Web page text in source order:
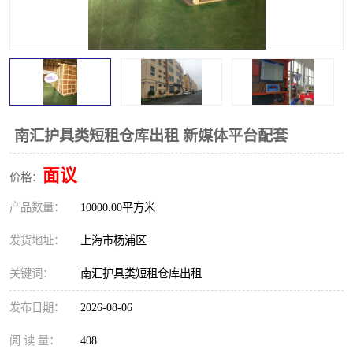
南汇护具类短租仓库出租 新媒体平台配套
价格： 面议
产品数量： 10000.00平方米
发货地址： 上海市杨浦区
关键词： 南汇护具类短租仓库出租
发布日期： 2026-08-06
阅 读 量： 408